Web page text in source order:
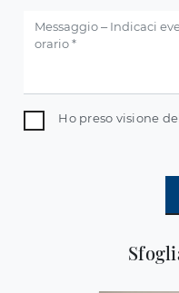
Ho preso visione